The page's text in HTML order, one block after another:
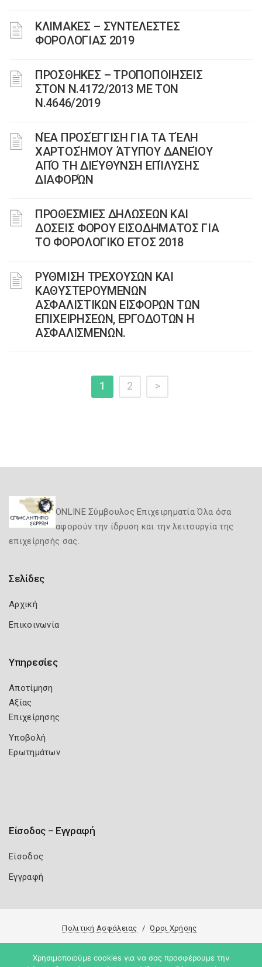
ΚΛΙΜΑΚΕΣ – ΣΥΝΤΕΛΕΣΤΕΣ
ΦΟΡΟΛΟΓΙΑΣ 2019
ΠΡΟΣΘΗΚΕΣ – ΤΡΟΠΟΠΟΙΗΣΕΙΣ
ΣΤΟΝ Ν.4172/2013 ΜΕ ΤΟΝ
Ν.4646/2019
ΝΈΑ ΠΡΟΣΈΓΓΙΣΗ ΓΙΑ ΤΑ ΤΈΛΗ
ΧΑΡΤΟΣΉΜΟΥ ΆΤΥΠΟΥ ΔΑΝΕΊΟΥ
ΑΠΌ ΤΗ ΔΙΕΎΘΥΝΣΗ ΕΠΊΛΥΣΗΣ
ΔΙΑΦΟΡΏΝ
ΠΡΟΘΕΣΜΙΕΣ ΔΗΛΩΣΕΩΝ ΚΑΙ
ΔΟΣΕΙΣ ΦΟΡΟΥ ΕΙΣΟΔΗΜΑΤΟΣ ΓΙΑ
ΤΟ ΦΟΡΟΛΟΓΙΚΟ ΕΤΟΣ 2018
ΡΥΘΜΙΣΗ ΤΡΕΧΟΥΣΩΝ ΚΑΙ
ΚΑΘΥΣΤΕΡΟΥΜΕΝΩΝ
ΑΣΦΑΛΙΣΤΙΚΩΝ ΕΙΣΦΟΡΩΝ ΤΩΝ
ΕΠΙΧΕΙΡΗΣΕΩΝ, ΕΡΓΟΔΟΤΩΝ Η
ΑΣΦΑΛΙΣΜΕΝΩΝ.
1 2 >
ONLINE Σύμβουλος Επιχειρηματία Όλα όσα
αφορούν την ίδρυση και την λειτουργία της
επιχείρησής σας.
Σελίδες
Αρχική
Επικοινωνία
Υπηρεσίες
Αποτίμηση
Αξίας
Επιχείρησης
Υποβολή
Ερωτημάτων
Είσοδος – Εγγραφή
Είσοδος
Εγγραφή
Πολιτική Ασφάλειας Όροι Χρήσης
Copyright 2026 Knowledge A.E.
Χρησιμοποιούμε cookies για να σας προσφέρουμε την